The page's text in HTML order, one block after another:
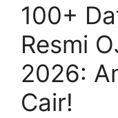
100+
Resmi
2026:
Cair!